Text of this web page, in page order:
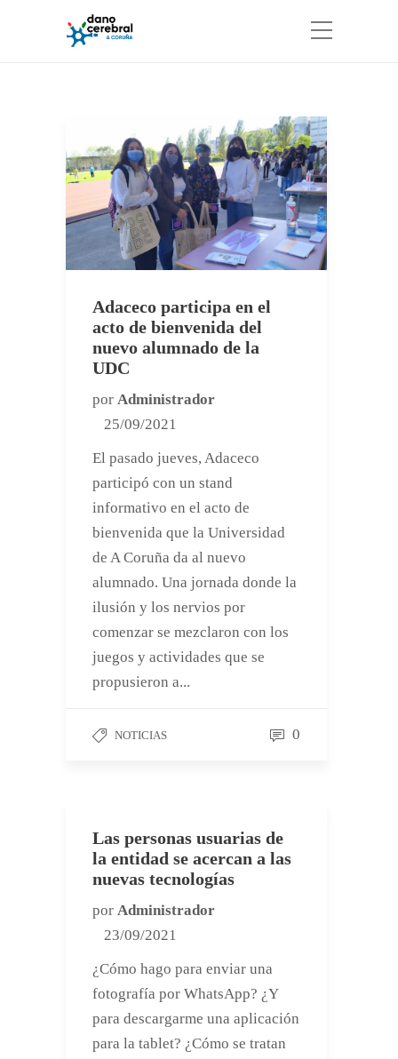
Adaceco participa en el
acto de bienvenida del
nuevo alumnado de la
UDC
por Administrador
25/09/2021
El pasado jueves, Adaceco
participó con un stand
informativo en el acto de
bienvenida que la Universidad
de A Coruña da al nuevo
alumnado. Una jornada donde la
ilusión y los nervios por
comenzar se mezclaron con los
juegos y actividades que se
propusieron a...
NOTICIAS 0
Las personas usuarias de
la entidad se acercan a las
nuevas tecnologías
por Administrador
23/09/2021
¿Cómo hago para enviar una
fotografía por WhatsApp? ¿Y
para descargarme una aplicación
para la tablet? ¿Cómo se tratan